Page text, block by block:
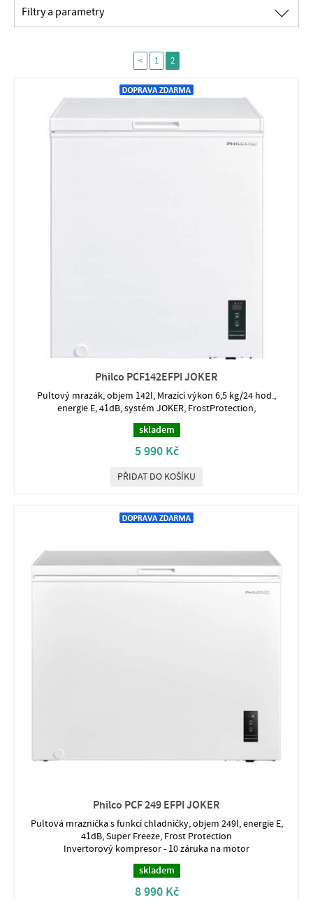
Filtry a parametry ∟
< 1 2
Philco PCF142EFPI JOKER
Pultový mrazák, objem 142l, Mrazící výkon 6,5 kg/24 hod.,
energie E, 41dB, systém JOKER, FrostProtection,
skladem
5 990 Kč
PŘIDAT DO KOŠÍKU
Philco PCF 249 EFPI JOKER
Pultová mraznička s funkcí chladničky, objem 249l, energie E,
41dB, Super Freeze, Frost Protection
Invertorový kompresor - 10 záruka na motor
skladem
8 990 Kč